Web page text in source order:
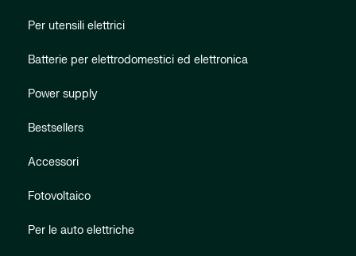
Per utensili elettrici
Batterie per elettrodomestici ed elettronica
Power supply
Bestsellers
Accessori
Fotovoltaico
Per le auto elettriche